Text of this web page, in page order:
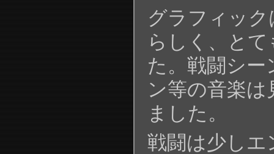
グラフィッ
らしく、と
た。戦闘シー
ン等の音楽
ました。
戦闘は少しエ